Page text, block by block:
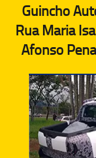
Guincho
Rua Maria
Afonso